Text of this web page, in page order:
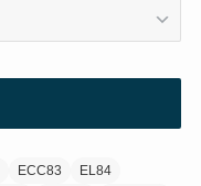
ECC83
EL84